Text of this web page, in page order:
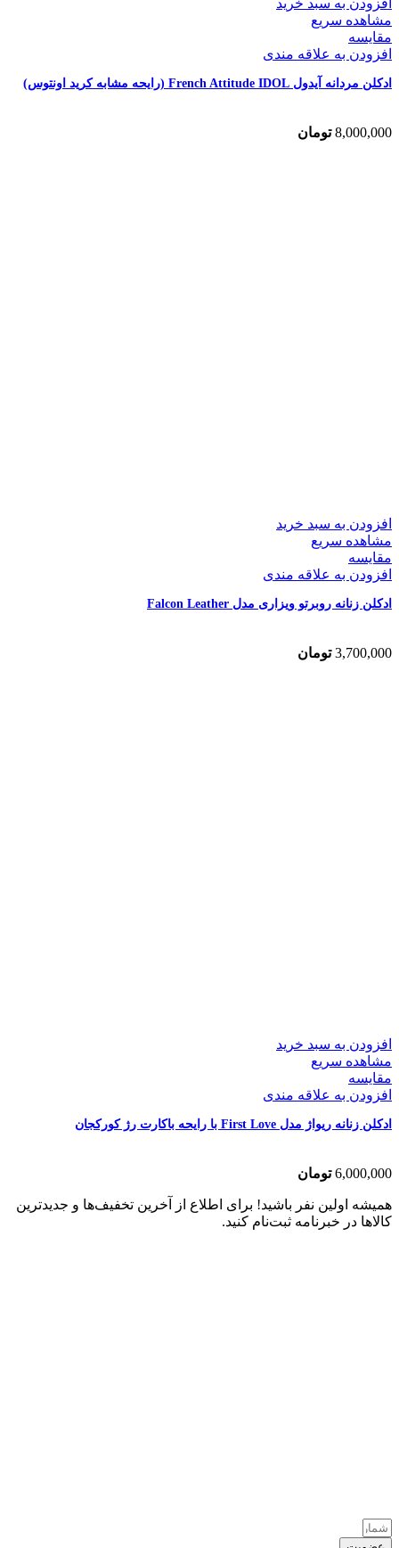
مشاهده سریع
مقایسه
افزودن به علاقه مندی
ادکلن مردانه آیدول French Attitude IDOL (رایحه مشابه کرید اونتوس)
8,000,000 تومان
افزودن به سبد خرید
مشاهده سریع
مقایسه
افزودن به علاقه مندی
ادکلن زنانه روبرتو ویزاری مدل Falcon Leather
3,700,000 تومان
افزودن به سبد خرید
مشاهده سریع
مقایسه
افزودن به علاقه مندی
ادکلن زنانه ریواژ مدل First Love با رایحه باکارت رژ کورکجان
6,000,000 تومان
همیشه اولین نفر باشید! برای اطلاع از آخرین تخفیف‌ها و جدیدترین
کالاها در خبرنامه ثبت‌نام کنید.